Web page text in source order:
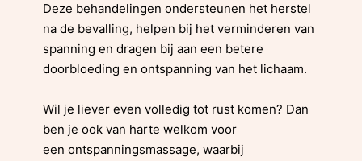
Deze behandelingen ondersteunen het herstel
na de bevalling, helpen bij het verminderen van
spanning en dragen bij aan een betere
doorbloeding en ontspanning van het lichaam.
Wil je liever even volledig tot rust komen? Dan
ben je ook van harte welkom voor
een ontspanningsmassage, waarbij